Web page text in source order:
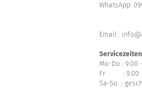
WhatsApp:
Email :
Mo-Do : 9.00
Fr : 9.00 -
Sa-So :